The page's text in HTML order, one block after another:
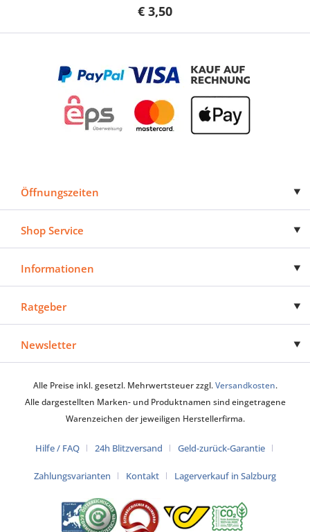
€ 3,50
Öffnungszeiten
Shop Service
Informationen
Ratgeber
Newsletter
Alle Preise inkl. gesetzl. Mehrwertsteuer zzgl.Versandkosten.
Alle dargestellten Marken- und Produktnamen sind eingetragene
Warenzeichen der jeweiligen Herstellerfirma.
Hilfe / FAQ 24h Blitzversand Geld-zurück-Garantie
Zahlungsvarianten Kontakt Lagerverkauf in Salzburg